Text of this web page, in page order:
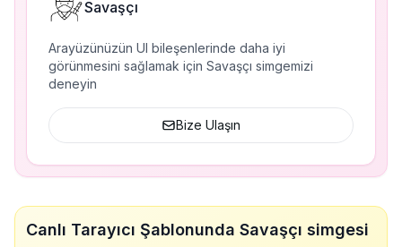
Savaşçı
Arayüzünüzün UI bileşenlerinde daha iyi
görünmesini sağlamak için Savaşçı simgemizi
deneyin
Bize Ulaşın
Canlı Tarayıcı Şablonunda Savaşçı simgesi